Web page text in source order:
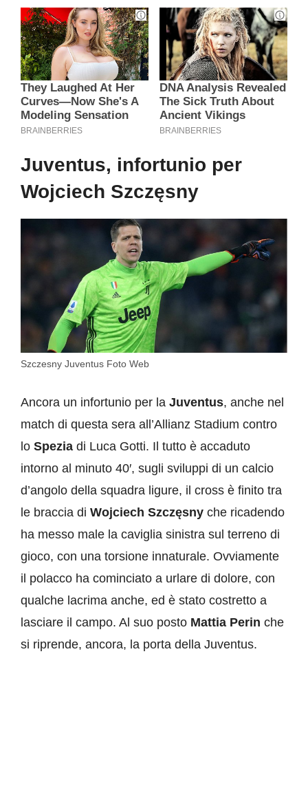
Juventus, infortunio per
Wojciech Szczęsny
Szczesny Juventus Foto Web
Ancora un infortunio per la Juventus, anche nel
match di questa sera all’Allianz Stadium contro
lo Spezia di Luca Gotti. Il tutto è accaduto
intorno al minuto 40′, sugli sviluppi di un calcio
d’angolo della squadra ligure, il cross è finito tra
le braccia di Wojciech Szczęsny che ricadendo
ha messo male la caviglia sinistra sul terreno di
gioco, con una torsione innaturale. Ovviamente
il polacco ha cominciato a urlare di dolore, con
qualche lacrima anche, ed è stato costretto a
lasciare il campo. Al suo posto Mattia Perin che
si riprende, ancora, la porta della Juventus.